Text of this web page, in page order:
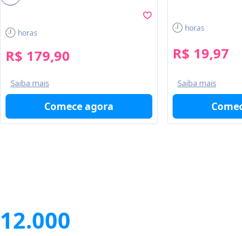
horas
R$ 179,90
Saiba mais
Comece agora
horas
R$ 19,97
Saiba mais
12.000